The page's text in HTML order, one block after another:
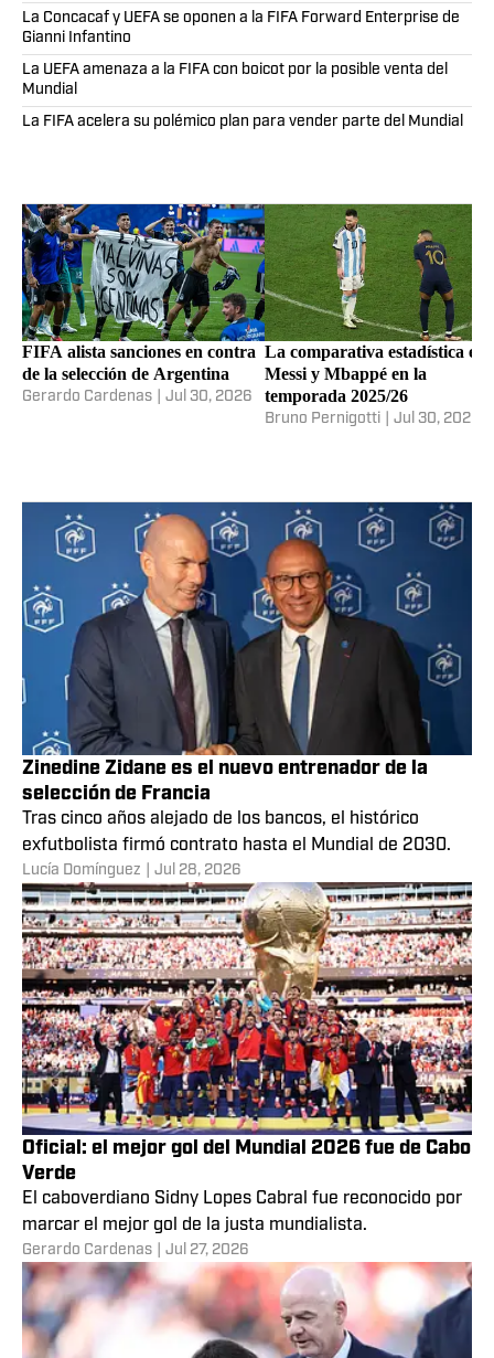
La Concacaf y UEFA se oponen a la FIFA Forward Enterprise de
Gianni Infantino
La UEFA amenaza a la FIFA con boicot por la posible venta del
Mundial
La FIFA acelera su polémico plan para vender parte del Mundial
FIFA alista sanciones en contra
de la selección de Argentina
Gerardo Cardenas Jul 30, 2026
La comparativa estadística
Messi y Mbappé en la
temporada 2025/26
Bruno Pernigotti Jul 30, 2026
Zinedine Zidane es el nuevo entrenador de la
selección de Francia
Tras cinco años alejado de los bancos, el histórico
exfutbolista firmó contrato hasta el Mundial de 2030.
Lucía Domínguez Jul 28, 2026
Oficial: el mejor gol del Mundial 2026 fue de Cabo
Verde
El caboverdiano Sidny Lopes Cabral fue reconocido por
marcar el mejor gol de la justa mundialista.
Gerardo Cardenas Jul 27, 2026